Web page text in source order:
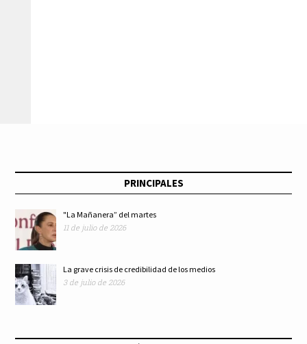
PRINCIPALES
"La Mañanera” del martes
11 de julio de 2026
La grave crisis de credibilidad de los medios
3 de julio de 2026